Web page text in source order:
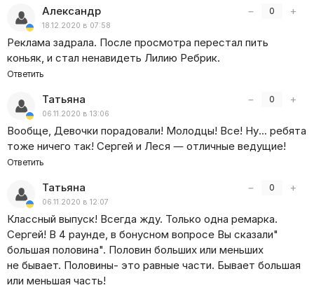
− 0 +
Александр
18.12.2020 в 07:58
Реклама задрала. После просмотра перестал пить
коньяк, и стал ненавидеть Лилию Ребрик.
Ответить
− 0 +
Татьяна
06.11.2020 в 13:06
Вообще, Девочки порадовали! Молодцы! Все! Ну… ребята
тоже ничего так! Сергей и Леся — отличные ведущие!
Ответить
− 0 +
Татьяна
06.11.2020 в 12:07
Классный выпуск! Всегда жду. Только одна ремарка.
Сергей! В 4 раунде, в бонусном вопросе Вы сказали"
большая половина". Половин больших или меньших
не бывает. Половины- это равные части. Бывает большая
или меньшая часть!